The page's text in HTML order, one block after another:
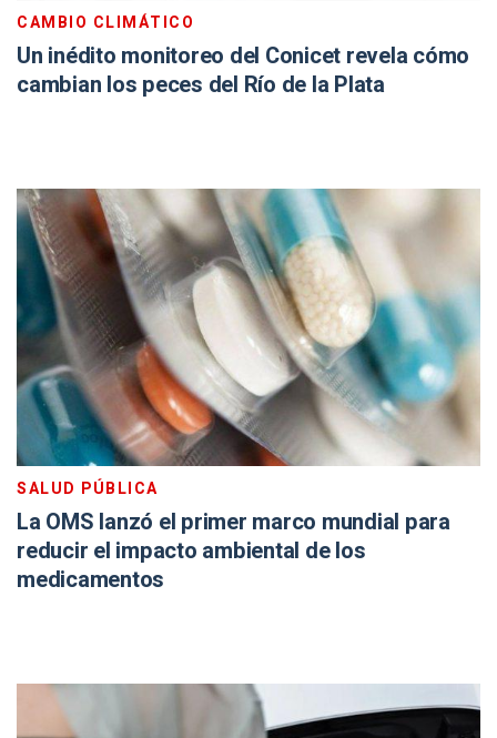
CAMBIO CLIMÁTICO
Un inédito monitoreo del Conicet revela cómo
cambian los peces del Río de la Plata
SALUD PÚBLICA
La OMS lanzó el primer marco mundial para
reducir el impacto ambiental de los
medicamentos